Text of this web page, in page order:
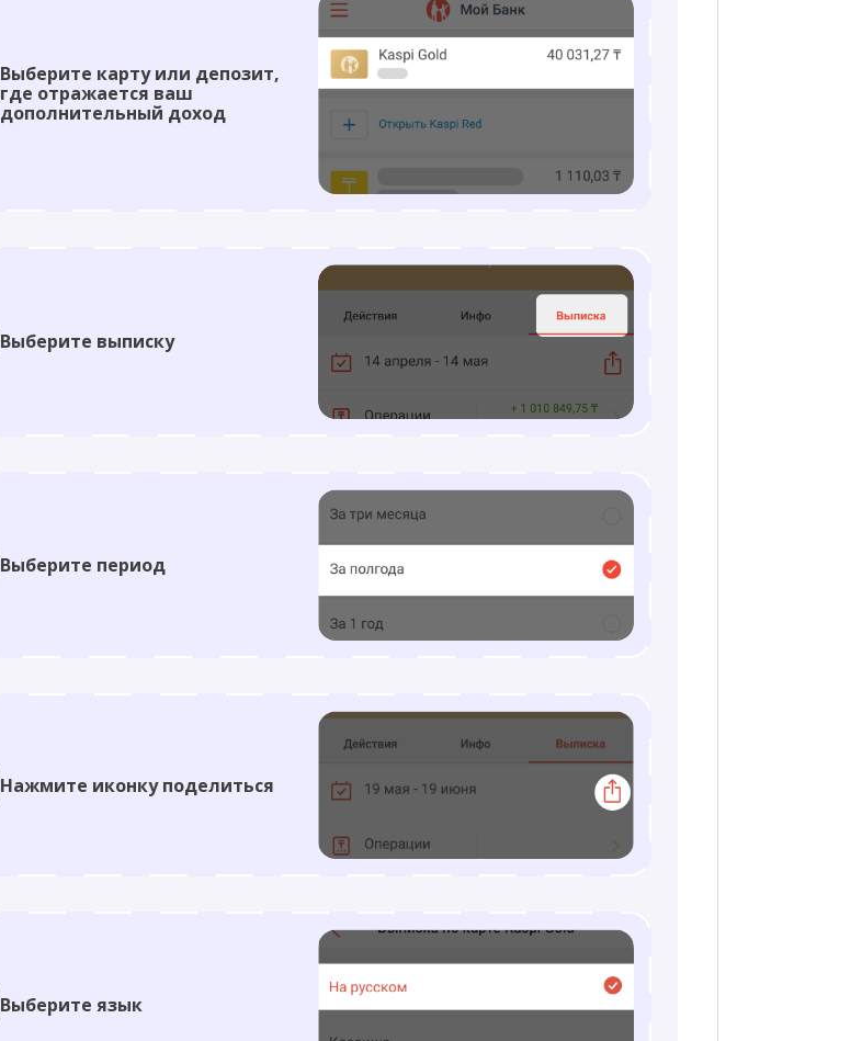
Выберите карту или депозит,
где отражается ваш
дополнительный доход
Выберите выписку
Выберите период
Нажмите иконку поделиться
Выберите язык